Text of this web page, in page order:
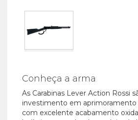
Conheça a arma
As Carabinas Lever Action Rossi
investimento em aprimoramento
com excelente acabamento